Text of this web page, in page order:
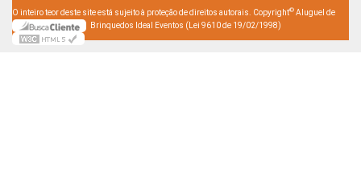
O inteiro teor deste site está sujeito à proteção de direitos autorais. Copyright© Aluguel de
Brinquedos Ideal Eventos (Lei 9610 de 19/02/1998)